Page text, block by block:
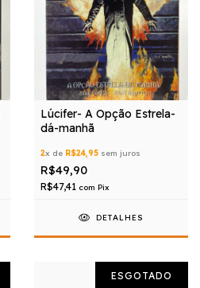
Lúcifer- A Opção Estrela-
dá-manhã
2x de R$24,95 sem juros
R$49,90
R$47,41 com Pix
DETALHES
ESGOTADO